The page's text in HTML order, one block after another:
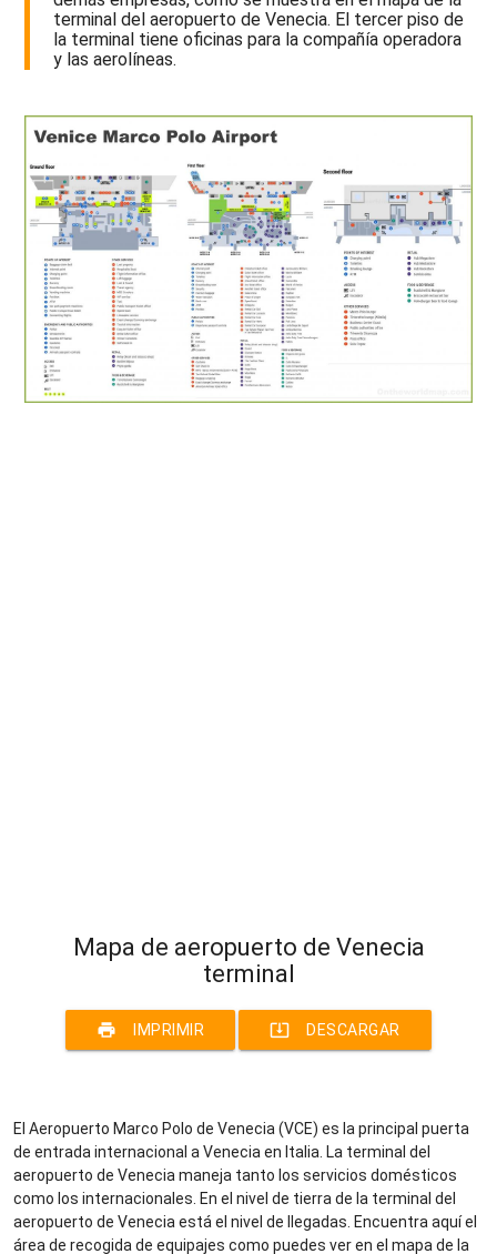
terminal del aeropuerto de Venecia. El tercer piso de
la terminal tiene oficinas para la compañía operadora
y las aerolíneas.
Mapa de aeropuerto de Venecia
terminal
print IMPRIMIR system_update_alt DESCARGAR
El Aeropuerto Marco Polo de Venecia (VCE) es la principal puerta
de entrada internacional a Venecia en Italia. La terminal del
aeropuerto de Venecia maneja tanto los servicios domésticos
como los internacionales. En el nivel de tierra de la terminal del
aeropuerto de Venecia está el nivel de llegadas. Encuentra aquí el
área de recogida de equipajes como puedes ver en el mapa de la